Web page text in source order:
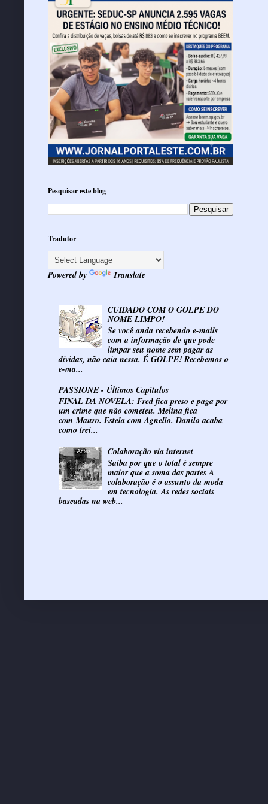
Pesquisar este blog
Tradutor
Powered by Translate
CUIDADO COM O GOLPE DO
NOME LIMPO!
Se você anda recebendo e-mails
com a informação de que pode
limpar seu nome sem pagar as
dívidas, não caia nessa. É GOLPE! Recebemos o
e-ma...
PASSIONE - Últimos Capítulos
FINAL DA NOVELA: Fred fica preso e paga por
um crime que não cometeu. Melina fica
com Mauro. Estela com Agnello. Danilo acaba
como trei...
Colaboração via internet
Saiba por que o total é sempre
maior que a soma das partes A
colaboração é o assunto da moda
em tecnologia. As redes sociais
baseadas na web...